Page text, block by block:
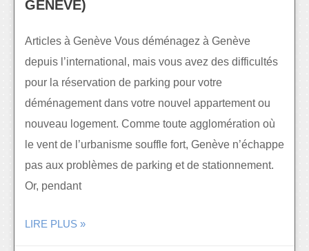
GENÈVE)
Articles à Genève Vous déménagez à Genève
depuis l’international, mais vous avez des difficultés
pour la réservation de parking pour votre
déménagement dans votre nouvel appartement ou
nouveau logement. Comme toute agglomération où
le vent de l’urbanisme souffle fort, Genève n’échappe
pas aux problèmes de parking et de stationnement.
Or, pendant
LIRE PLUS »